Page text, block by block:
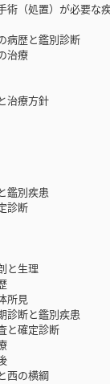
（処置）が必要な
歴と鑑別診断
治療
療方針
別疾患
診断
生理
所見
断と鑑別疾患
確定診断
の横綱